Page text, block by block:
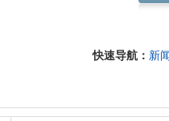
快速导航： 新闻